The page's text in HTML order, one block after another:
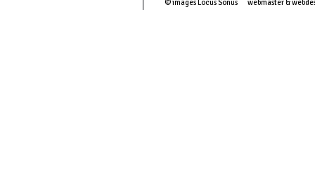
© images Locus Sonus webmaster &